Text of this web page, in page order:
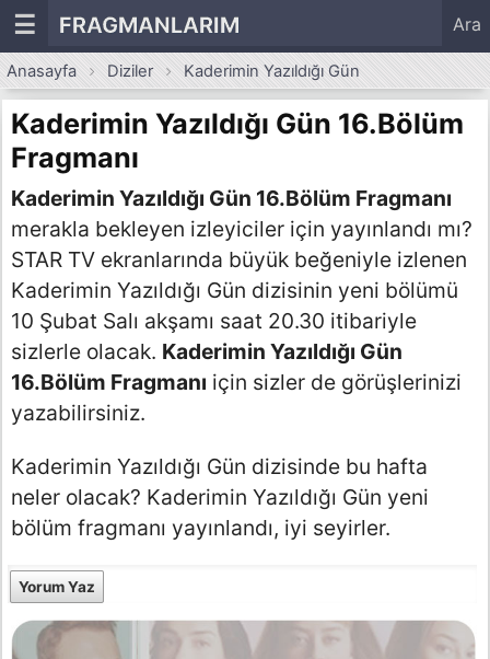
☰ FRAGMANLARIM Ara
Anasayfa Diziler Kaderimin Yazıldığı Gün
Kaderimin Yazıldığı Gün 16.Bölüm
Fragmanı
Kaderimin Yazıldığı Gün 16.Bölüm Fragmanı
merakla bekleyen izleyiciler için yayınlandı mı?
STAR TV ekranlarında büyük beğeniyle izlenen
Kaderimin Yazıldığı Gün dizisinin yeni bölümü
10 Şubat Salı akşamı saat 20.30 itibariyle
sizlerle olacak. Kaderimin Yazıldığı Gün
16.Bölüm Fragmanı için sizler de görüşlerinizi
yazabilirsiniz.
Kaderimin Yazıldığı Gün dizisinde bu hafta
neler olacak? Kaderimin Yazıldığı Gün yeni
bölüm fragmanı yayınlandı, iyi seyirler.
Yorum Yaz